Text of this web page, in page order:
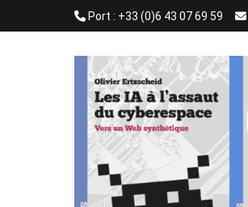
Port : +33 (0)6 43 07 69 59